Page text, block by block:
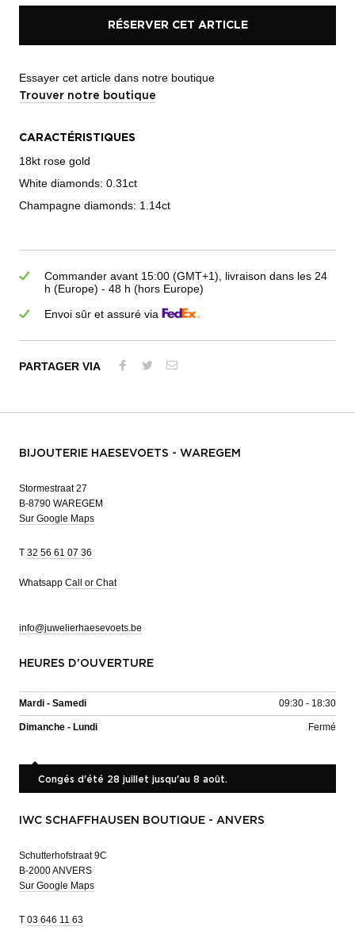
RÉSERVER CET ARTICLE
Essayer cet article dans notre boutique
Trouver notre boutique
CARACTÉRISTIQUES
18kt rose gold
White diamonds: 0.31ct
Champagne diamonds: 1.14ct
Commander avant 15:00 (GMT+1), livraison dans les 24
h (Europe) - 48 h (hors Europe)
Envoi sûr et assuré via
PARTAGER VIA
BIJOUTERIE HAESEVOETS - WAREGEM
Stormestraat 27
B-8790 WAREGEM
Sur Google Maps
T 32 56 61 07 36
Whatsapp Call or Chat
info@juwelierhaesevoets.be
HEURES D'OUVERTURE
Mardi - Samedi 09:30 - 18:30
Dimanche - Lundi Fermé
Congés d'été 28 juillet jusqu'au 8 août.
IWC SCHAFFHAUSEN BOUTIQUE - ANVERS
Schutterhofstraat 9C
B-2000 ANVERS
Sur Google Maps
T 03 646 11 63